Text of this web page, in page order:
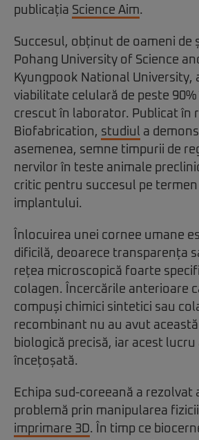
publicația Science Aim.
Succesul, obținut de oameni de
Pohang University of Science
Kyungpook National University,
viabilitate celulară de peste
crescut în laborator. Publicat în
Biofabrication, studiul a
asemenea, semne timpurii de
nervilor în teste animale
critic pentru succesul pe
implantului.
Înlocuirea unei cornee umane
dificilă, deoarece transparența
rețea microscopică foarte
colagen. Încercările anterioare
compuși chimici sintetici sau
recombinant nu au avut
biologică precisă, iar acest lucru
încețoșată.
Echipa sud-coreeană a rezolvat
problemă prin manipularea
imprimare 3D. În timp ce